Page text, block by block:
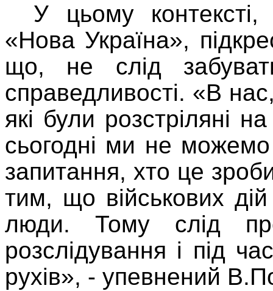
У цьому контексті,
«Нова Україна»,
що, не слід
справедливості. «В
які були розстріляні
сьогодні ми не
запитання, хто це
тим, що військових
люди. Тому слід
розслідування і під
рухів», - упевнений